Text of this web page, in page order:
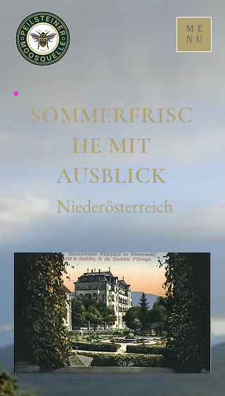
ME
NU
SOMMERFRISC
HE MIT
AUSBLICK
Niederösterreich
©Burg Neuhaus